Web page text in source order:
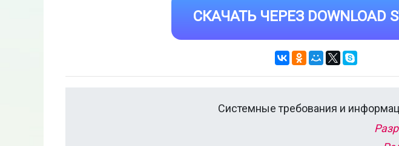
СКАЧАТЬ ЧЕРЕЗ DOWNLOAD
Системные требования и